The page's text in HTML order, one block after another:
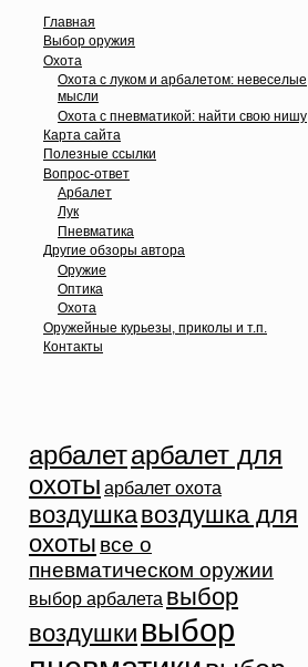
Главная
Выбор оружия
Охота
Охота с луком и арбалетом: невеселые
мысли
Охота с пневматикой: найти свою нишу
Карта сайта
Полезные ссылки
Вопрос-ответ
Арбалет
Лук
Пневматика
Другие обзоры автора
Оружие
Оптика
Охота
Оружейные курьезы, приколы и т.п.
Контакты
арбалетарбалет для
охоты арбалет охота
воздушкавоздушка для
охоты все о
пневматическом оружии
выбор арбалета выбор
воздушки выбор